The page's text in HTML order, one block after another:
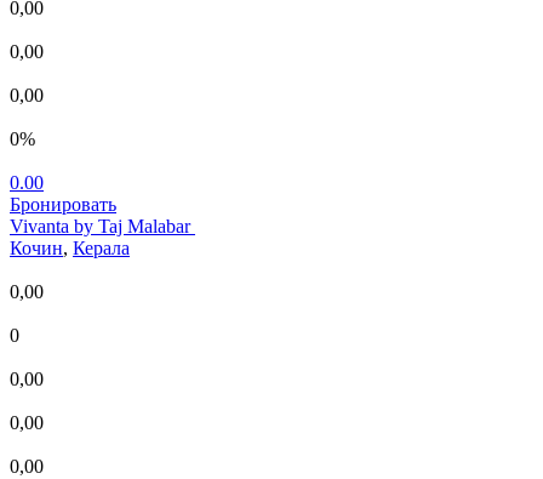
0,00
0,00
0,00
0%
0.00
Бронировать
Vivanta by Taj Malabar
Кочин, Керала
0,00
0
0,00
0,00
0,00